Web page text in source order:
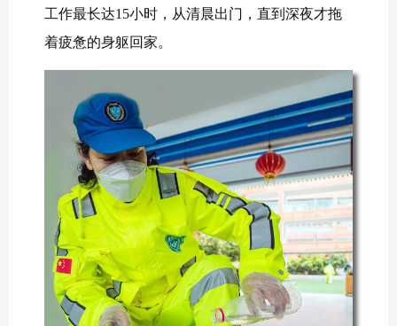
工作最长达15小时，从清晨出门，直到深夜才拖
着疲惫的身躯回家。